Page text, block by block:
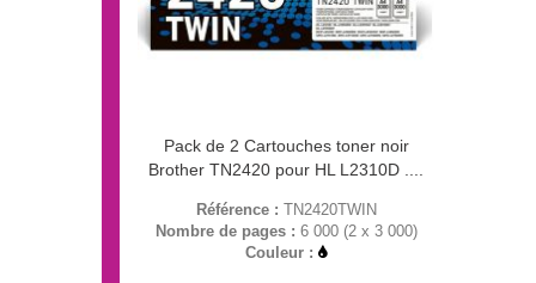
Pack de 2 Cartouches toner noir
Brother TN2420 pour HL L2310D ....
Référence : TN2420TWIN
Nombre de pages : 6 000 (2 x 3 000)
Couleur :